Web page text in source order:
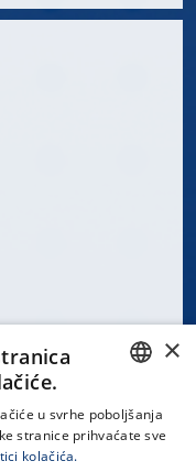
CROATIAN
×
u svrhe poboljšanja
stranice prihvaćate sve
kolačića.